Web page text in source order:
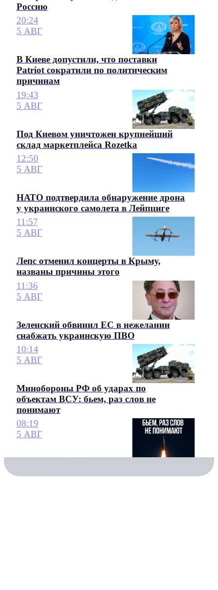
Россию
20:24
5 АВГ
В Киеве допустили, что поставки
Patriot сократили по политическим
причинам
19:43
5 АВГ
Под Киевом уничтожен крупнейший
склад маркетплейса Rozetka
12:50
5 АВГ
НАТО подтвердила обнаружение дрона
у украинского самолета в Лейпциге
11:57
5 АВГ
Лепс отменил концерты в Крыму,
названы причины этого
11:36
5 АВГ
Зеленский обвинил ЕС в нежелании
снабжать украинскую ПВО
10:14
5 АВГ
Минобороны РФ об ударах по
объектам ВСУ: бьем, раз слов не
понимают
08:19
5 АВГ